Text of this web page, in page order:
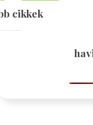
cikkek